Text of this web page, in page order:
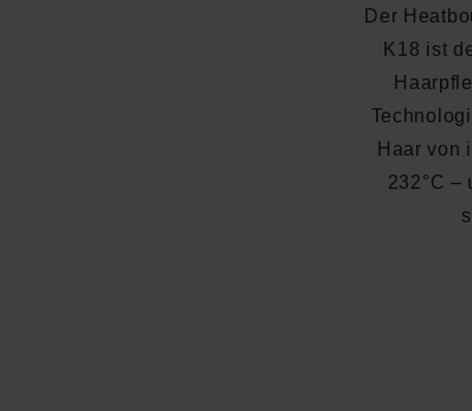
Der
K18 ist
Haar von
232°C –